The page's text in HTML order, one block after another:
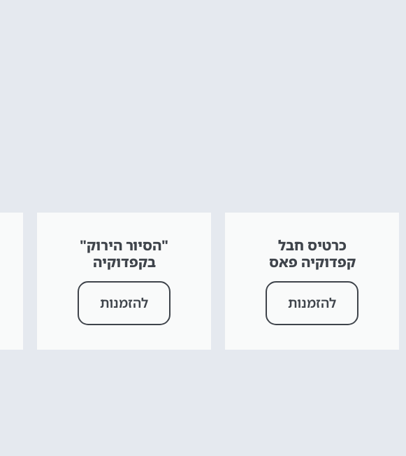
כרטיס חבל
קפדוקיה פאס
להזמנות
"הסיור הירוק"
בקפדוקיה
להזמנות